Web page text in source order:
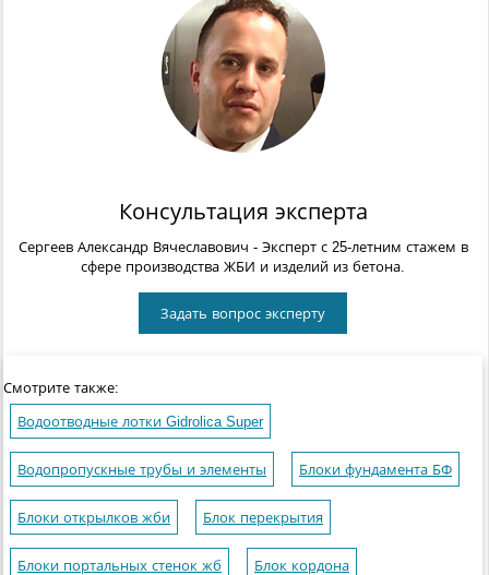
Консультация эксперта
Сергеев Александр Вячеславович - Эксперт с 25-летним стажем в
сфере производства ЖБИ и изделий из бетона.
Задать вопрос эксперту
Смотрите также:
Водоотводные лотки Gidrolica Super
Водопропускные трубы и элементы Блоки фундамента БФ
Блоки открылков жби Блок перекрытия
Блоки портальных стенок жб Блок кордона